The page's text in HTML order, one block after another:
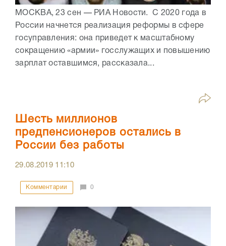
МОСКВА, 23 сен — РИА Новости. С 2020 года в
России начнется реализация реформы в сфере
госуправления: она приведет к масштабному
сокращению «армии» госслужащих и повышению
зарплат оставшимся, рассказала...
Шесть миллионов
предпенсионеров остались в
России без работы
29.08.2019 11:10
Комментарии 0